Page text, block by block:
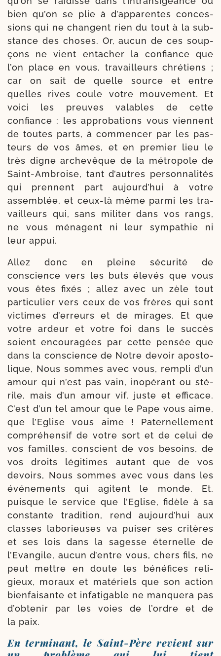
bien qu’on se plie à d’ap­pa­rentes conces­
sions qui ne changent rien du tout à la sub­
stance des choses. Or, aucun de ces soup­
çons ne vient enta­cher la confiance que
l’on place en vous, tra­vailleurs chré­tiens ;
car on sait de quelle source et entre
quelles rives coule votre mou­ve­ment. Et
voi­ci les preuves valables de cette
confiance : les appro­ba­tions vous viennent
de toutes parts, à com­men­cer par les pas­
teurs de vos âmes, et en pre­mier lieu le
très digne arche­vêque de la métro­pole de
Saint-​Ambroise, tant d’autres per­son­na­li­tés
qui prennent part aujourd’­hui à votre
assem­blée, et ceux-​là même par­mi les tra­
vailleurs qui, sans mili­ter dans vos rangs,
ne vous ménagent ni leur sym­pa­thie ni
leur appui.
Allez donc en pleine sécu­ri­té de
conscience vers les buts éle­vés que vous
vous êtes fixés ; allez avec un zèle tout
parti­culier vers ceux de vos frères qui sont
vic­times d’er­reurs et de mirages. Et que
votre ardeur et votre foi dans le suc­cès
soient encou­ra­gées par cette pen­sée que
dans la conscience de Notre devoir apos­to­
lique, Nous sommes avec vous, rem­pli d’un
amour qui n’est pas vain, inopé­rant ou sté­
rile, mais d’un amour vif, juste et effi­cace.
C’est d’un tel amour que le Pape vous aime,
que l’Eglise vous aime ! Paternellement
com­pré­hen­sif de votre sort et de celui de
vos familles, conscient de vos besoins, de
vos droits légi­times autant que de vos
devoirs, Nous sommes avec vous dans les
évé­ne­ments qui agitent le monde. Et,
puisque le ser­vice que l’Eglise, fidèle à sa
constante tra­di­tion, rend aujourd’­hui aux
classes labo­rieuses va pui­ser ses cri­tères
et ses lois dans la sagesse éter­nelle de
l’Evangile, aucun d’entre vous, chers fils, ne
peut mettre en doute les béné­fices reli­
gieux, moraux et maté­riels que son action
bien­fai­sante et infa­ti­gable ne man­que­ra pas
d’ob­te­nir par les voies de l’ordre et de
la paix.
En terminant, le Saint-​Père revient sur